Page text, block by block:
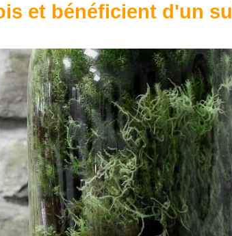
et bénéficient d'un